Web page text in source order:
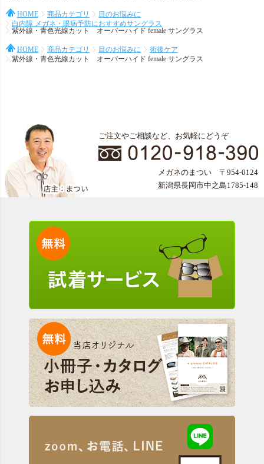
HOME 商品カテゴリ
目のお悩みに
白内障 メガネ・眼病予防におすすめサングラス
紫外線・青色光線カット オーバーハイド female サングラス
HOME 商品カテゴリ 目のお悩みに
術後ケア
紫外線・青色光線カット オーバーハイド female サングラス
ご注文やご相談など、お気軽にどうぞ
メガネのまつい 〒954-0124
新潟県長岡市中之島1785-148